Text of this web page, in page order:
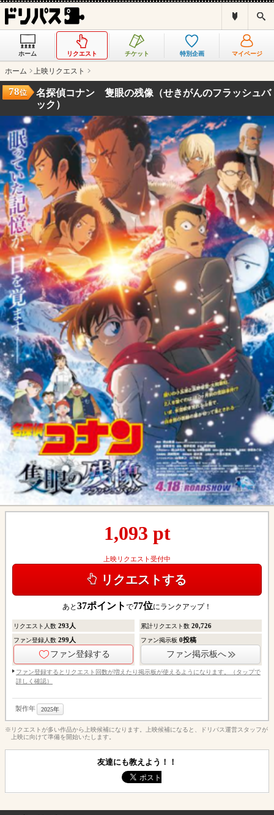
ス
ホーム リクエスト チケット 特別企画 マイページ
ホーム 上映リクエスト
名探偵コナン 隻眼の残像（せきがんのフラッシュバ
ック）
78位
1,093 pt
上映リクエスト受付中
リクエストする
あと37ポイント で77位にランクアップ！
リクエスト人数 293人 累計リクエスト数20,726
ファン登録人数 299人
ファン登録する
ファン掲示板0投稿
ファン掲示板へ
ファン登録するとリクエスト回数が増えたり掲示板が使えるようになります。（タップで
詳しく確認）
製作年 2025年
※リクエストが多い作品から上映候補になります。上映候補になると、ドリパス運営スタッフが
上映に向けて準備を開始いたします。
友達にも教えよう！！